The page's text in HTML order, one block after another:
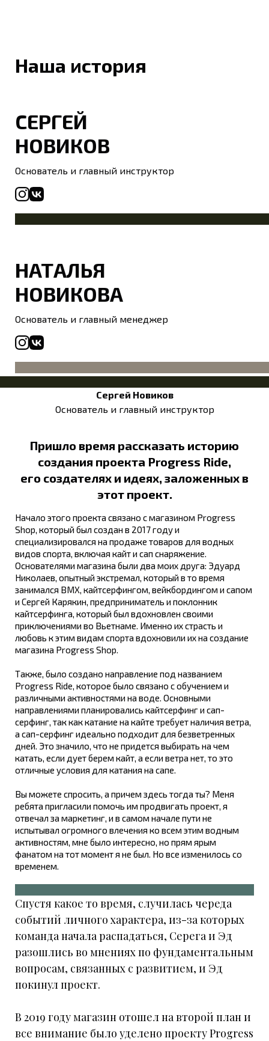
Наша история
СЕРГЕЙ
НОВИКОВ
Основатель и главный инструктор
НАТАЛЬЯ
НОВИКОВА
Основатель и главный менеджер
Сергей Новиков
Основатель и главный инструктор
Пришло время рассказать историю
создания проекта Progress Ride,
его создателях и идеях, заложенных в
этот проект.
Начало этого проекта связано с магазином Progress
Shop, который был создан в 2017 году и
специализировался на продаже товаров для водных
видов спорта, включая кайт и сап снаряжение.
Основателями магазина были два моих друга: Эдуард
Николаев, опытный экстремал, который в то время
занимался BMX, кайтсерфингом, вейкбордингом и сапом
и Сергей Карякин, предприниматель и поклонник
кайтсерфинга, который был вдохновлен своими
приключениями во Вьетнаме. Именно их страсть и
любовь к этим видам спорта вдохновили их на создание
магазина Progress Shop.
Также, было создано направление под названием
Progress Ride, которое было связано с обучением и
различными активностями на воде. Основными
направлениями планировались кайтсерфинг и сап-
серфинг, так как катание на кайте требует наличия ветра,
а сап-серфинг идеально подходит для безветренных
дней. Это значило, что не придется выбирать на чем
катать, если дует берем кайт, а если ветра нет, то это
отличные условия для катания на сапе.
Вы можете спросить, а причем здесь тогда ты? Меня
ребята пригласили помочь им продвигать проект, я
отвечал за маркетинг, и в самом начале пути не
испытывал огромного влечения ко всем этим водным
активностям, мне было интересно, но прям ярым
фанатом на тот момент я не был. Но все изменилось со
временем.
Спустя какое то время, случилась череда
событий личного характера, из-за которых
команда начала распадаться, Серега и Эд
разошлись во мнениях по фундаментальным
вопросам, связанных с развитием, и Эд
покинул проект.
В 2019 году магазин отошел на второй план и
все внимание было уделено проекту Progress